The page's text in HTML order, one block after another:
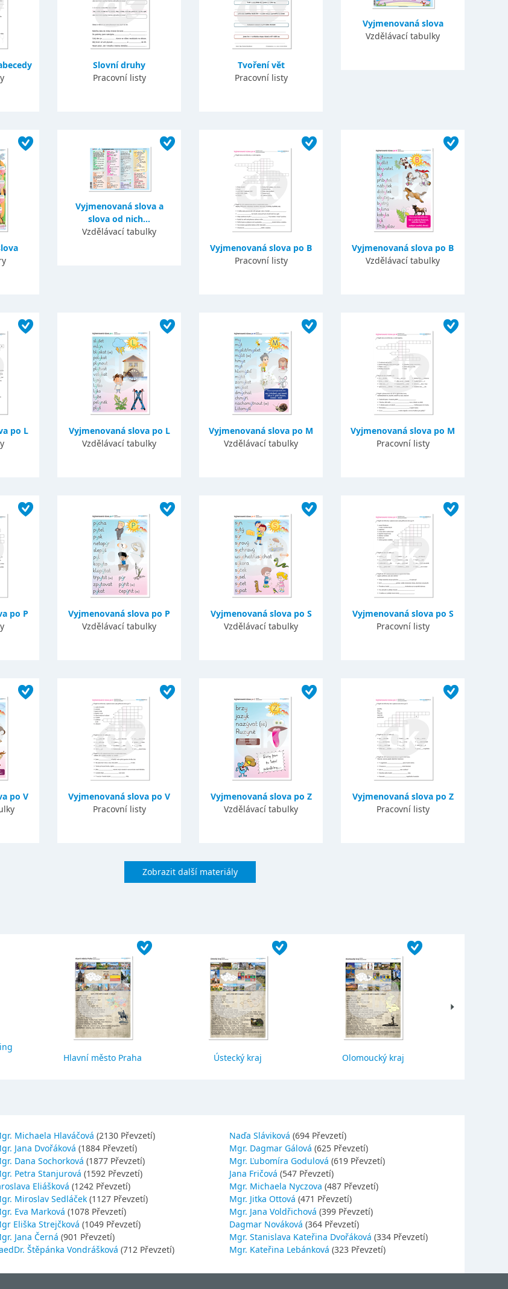
Slovní druhy
Pracovní listy
Tvoření vět
Pracovní listy
Vyjmenovaná slova
Vzdělávací tabulky
Vyjmenovaná slova a
slova od nich...
Vzdělávací tabulky
Vyjmenovaná slova po B
Pracovní listy
Vyjmenovaná slova po B
Vzdělávací tabulky
po L
Vyjmenovaná slova po L
Vzdělávací tabulky
Vyjmenovaná slova po M
Vzdělávací tabulky
Vyjmenovaná slova po M
Pracovní listy
po P
Vyjmenovaná slova po P
Vzdělávací tabulky
Vyjmenovaná slova po S
Vzdělávací tabulky
Vyjmenovaná slova po S
Pracovní listy
po V
Vyjmenovaná slova po V
Pracovní listy
Vyjmenovaná slova po Z
Vzdělávací tabulky
Vyjmenovaná slova po Z
Pracovní listy
Zobrazit další materiály
Hlavní město Praha Ústecký kraj Olomoucký kraj
Michaela Hlaváčová (2130 Převzetí)
Jana Dvořáková (1884 Převzetí)
Dana Sochorková (1877 Převzetí)
Petra Stanjurová (1592 Převzetí)
Eliášková (1242 Převzetí)
Miroslav Sedláček (1127 Převzetí)
Eva Marková (1078 Převzetí)
Eliška Strejčková (1049 Převzetí)
Jana Černá (901 Převzetí)
Štěpánka Vondrášková (712 Převzetí)
Naďa Sláviková (694 Převzetí)
Mgr. Dagmar Gálová (625 Převzetí)
Mgr. Ľubomíra Godulová (619 Převzetí)
Jana Fričová (547 Převzetí)
Mgr. Michaela Nyczova (487 Převzetí)
Mgr. Jitka Ottová (471 Převzetí)
Mgr. Jana Voldřichová (399 Převzetí)
Dagmar Nováková (364 Převzetí)
Mgr. Stanislava Kateřina Dvořáková (334 Převzetí)
Mgr. Kateřina Lebánková (323 Převzetí)